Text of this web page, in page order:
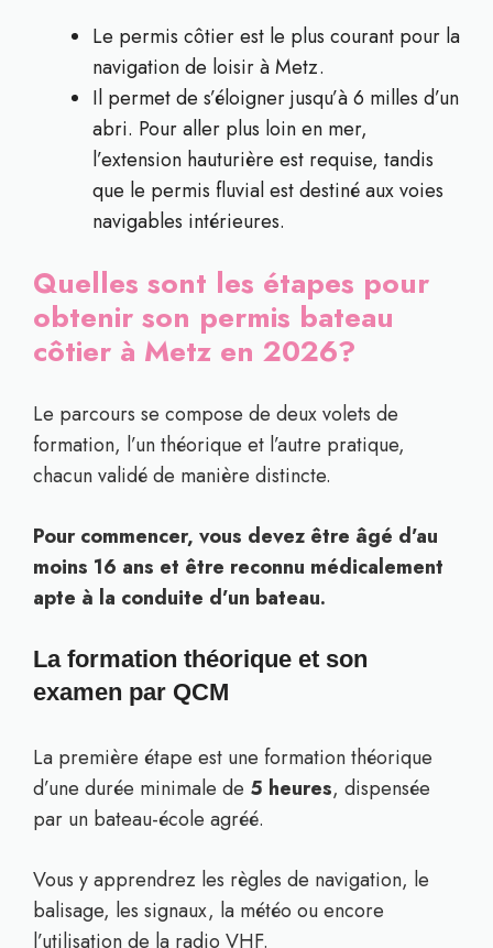
Le permis côtier est le plus courant pour la
navigation de loisir à Metz.
Il permet de s’éloigner jusqu’à 6 milles d’un
abri. Pour aller plus loin en mer,
l’extension hauturière est requise, tandis
que le permis fluvial est destiné aux voies
navigables intérieures.
Quelles sont les étapes pour
obtenir son permis bateau
côtier à Metz en 2026?
Le parcours se compose de deux volets de
formation, l’un théorique et l’autre pratique,
chacun validé de manière distincte.
Pour commencer, vous devez être âgé d’au
moins 16 ans et être reconnu médicalement
apte à la conduite d’un bateau.
La formation théorique et son
examen par QCM
La première étape est une formation théorique
d’une durée minimale de 5 heures, dispensée
par un bateau-école agréé.
Vous y apprendrez les règles de navigation, le
balisage, les signaux, la météo ou encore
l’utilisation de la radio VHF.